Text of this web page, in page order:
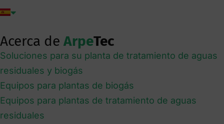
Acerca de ArpeTec
Soluciones para su planta de tratamiento de aguas
residuales y biogás
Equipos para plantas de biogás
Equipos para plantas de tratamiento de aguas
residuales